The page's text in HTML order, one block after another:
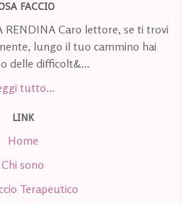
FACCIO
RENDINA Caro lettore, se ti trovi
lungo il tuo cammino hai
delle difficolt&...
tutto...
LINK
Home
Chi sono
Terapeutico